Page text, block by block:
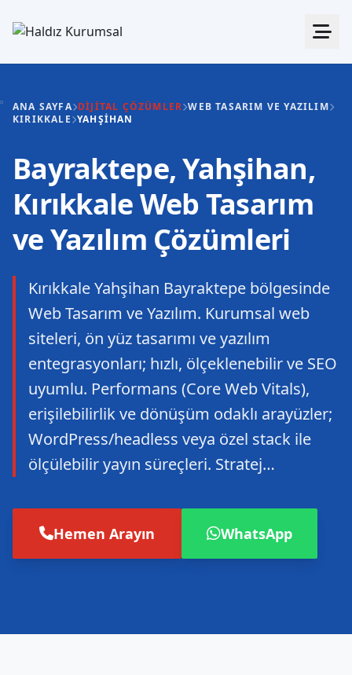
ANA SAYFA DIJITAL ÇÖZÜMLER WEB TASARIM VE YAZILIM
KIRIKKALE YAHŞIHAN
Bayraktepe, Yahşihan,
Kırıkkale Web Tasarım
ve Yazılım Çözümleri
Kırıkkale Yahşihan Bayraktepe bölgesinde
Web Tasarım ve Yazılım. Kurumsal web
siteleri, ön yüz tasarımı ve yazılım
entegrasyonları; hızlı, ölçeklenebilir ve SEO
uyumlu. Performans (Core Web Vitals),
erişilebilirlik ve dönüşüm odaklı arayüzler;
WordPress/headless veya özel stack ile
ölçülebilir yayın süreçleri. Stratej…
Hemen Arayın WhatsApp